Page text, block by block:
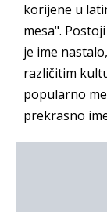
korijene u
mesa".
je ime
različitim
popularno
prekrasno